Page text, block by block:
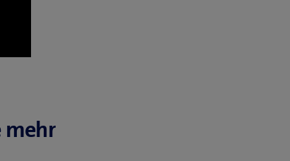
mehr